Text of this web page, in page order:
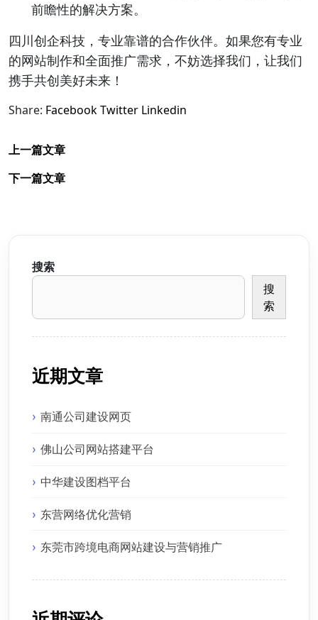
前瞻性的解决方案。
四川创企科技，专业靠谱的合作伙伴。如果您有专业
的网站制作和全面推广需求，不妨选择我们，让我们
携手共创美好未来！
Share: FacebookTwitter Linkedin
上一篇文章
下一篇文章
搜索
搜
索
近期文章
南通公司建设网页
佛山公司网站搭建平台
中华建设图档平台
东营网络优化营销
东莞市跨境电商网站建设与营销推广